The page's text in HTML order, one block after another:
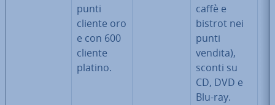
punti
cliente oro
e con 600
cliente
platino.
caffè e
bistrot nei
punti
vendita),
sconti su
CD, DVD e
Blu-ray.